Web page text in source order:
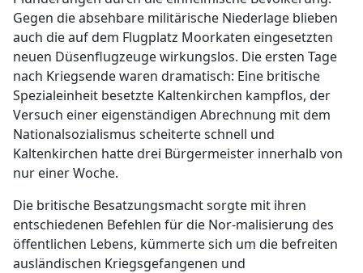
Gegen die absehbare militärische Niederlage blieben
auch die auf dem Flugplatz Moorkaten eingesetzten
neuen Düsenflugzeuge wirkungslos. Die ersten Tage
nach Kriegsende waren dramatisch: Eine britische
Spezialeinheit besetzte Kaltenkirchen kampflos, der
Versuch einer eigenständigen Abrechnung mit dem
Nationalsozialismus scheiterte schnell und
Kaltenkirchen hatte drei Bürgermeister innerhalb von
nur einer Woche.
Die britische Besatzungsmacht sorgte mit ihren
entschiedenen Befehlen für die Nor-malisierung des
öffentlichen Lebens, kümmerte sich um die befreiten
ausländischen Kriegsgefangenen und